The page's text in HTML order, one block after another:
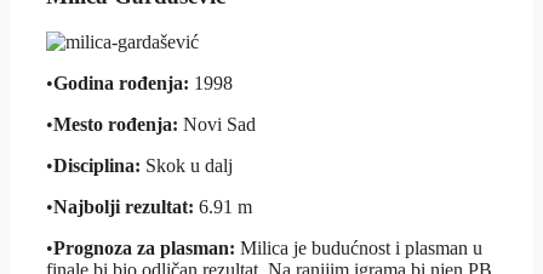
•Godina rođenja: 1998
•Mesto rođenja: Novi Sad
•Disciplina: Skok u dalj
•Najbolji rezultat: 6.91 m
•Prognoza za plasman: Milica je budućnost i plasman u